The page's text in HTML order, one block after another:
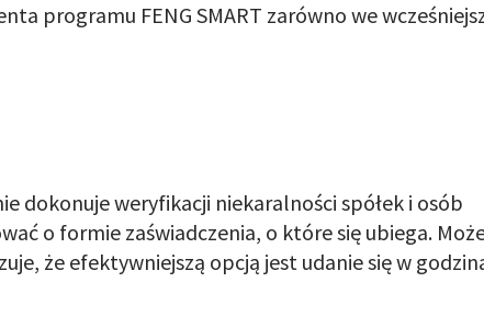
programu FENG SMART zarówno we
dokonuje weryfikacji niekaralności spółek i osób
o formie zaświadczenia, o które się ubiega.
że efektywniejszą opcją jest udanie się w